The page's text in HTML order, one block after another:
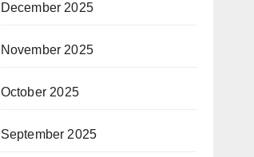
December 2025
November 2025
October 2025
September 2025